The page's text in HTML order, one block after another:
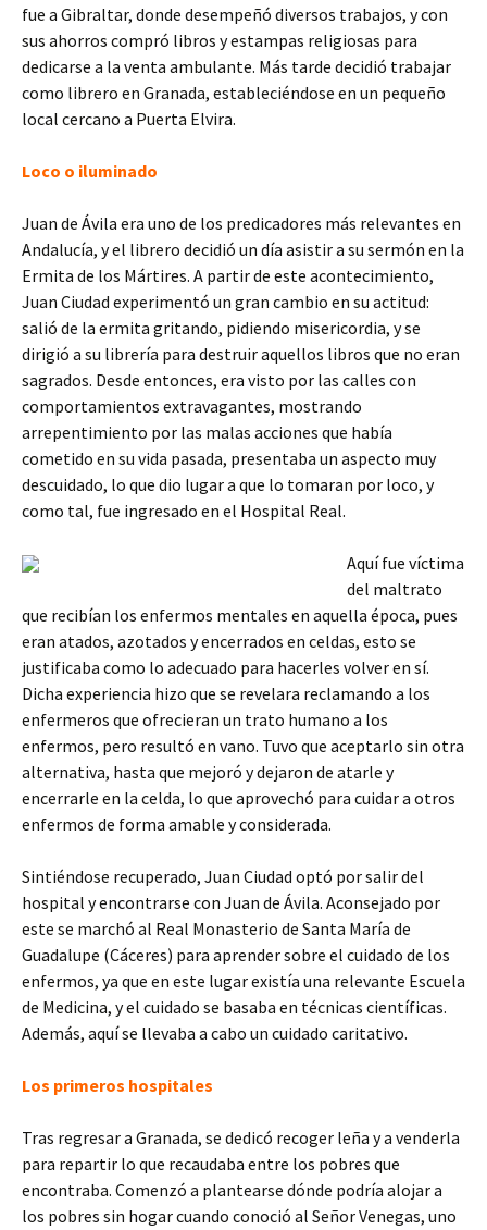
fue a Gibraltar, donde desempeñó diversos trabajos, y con
sus ahorros compró libros y estampas religiosas para
dedicarse a la venta ambulante. Más tarde decidió trabajar
como librero en Granada, estableciéndose en un pequeño
local cercano a Puerta Elvira.
Loco o iluminado
Juan de Ávila era uno de los predicadores más relevantes en
Andalucía, y el librero decidió un día asistir a su sermón en la
Ermita de los Mártires. A partir de este acontecimiento,
Juan Ciudad experimentó un gran cambio en su actitud:
salió de la ermita gritando, pidiendo misericordia, y se
dirigió a su librería para destruir aquellos libros que no eran
sagrados. Desde entonces, era visto por las calles con
comportamientos extravagantes, mostrando
arrepentimiento por las malas acciones que había
cometido en su vida pasada, presentaba un aspecto muy
descuidado, lo que dio lugar a que lo tomaran por loco, y
como tal, fue ingresado en el Hospital Real.
Aquí fue víctima
del maltrato
que recibían los enfermos mentales en aquella época, pues
eran atados, azotados y encerrados en celdas, esto se
justificaba como lo adecuado para hacerles volver en sí.
Dicha experiencia hizo que se revelara reclamando a los
enfermeros que ofrecieran un trato humano a los
enfermos, pero resultó en vano. Tuvo que aceptarlo sin otra
alternativa, hasta que mejoró y dejaron de atarle y
encerrarle en la celda, lo que aprovechó para cuidar a otros
enfermos de forma amable y considerada.
Sintiéndose recuperado, Juan Ciudad optó por salir del
hospital y encontrarse con Juan de Ávila. Aconsejado por
este se marchó al Real Monasterio de Santa María de
Guadalupe (Cáceres) para aprender sobre el cuidado de los
enfermos, ya que en este lugar existía una relevante Escuela
de Medicina, y el cuidado se basaba en técnicas científicas.
Además, aquí se llevaba a cabo un cuidado caritativo.
Los primeros hospitales
Tras regresar a Granada, se dedicó recoger leña y a venderla
para repartir lo que recaudaba entre los pobres que
encontraba. Comenzó a plantearse dónde podría alojar a
los pobres sin hogar cuando conoció al Señor Venegas, uno